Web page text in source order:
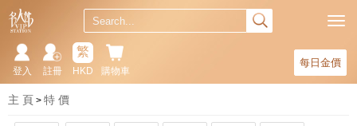
每日金價
購物車
繁
HKD
註冊
登入
主 頁 特 價